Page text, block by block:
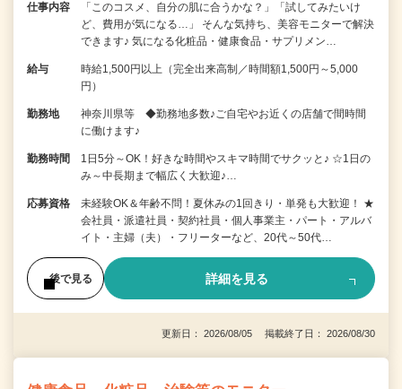
仕事内容
「このコスメ、自分の肌に合うかな？」「試してみたいけ
ど、費用が気になる…」 そんな気持ち、美容モニターで解決
できます♪ 気になる化粧品・健康食品・サプリメン…
給与
時給1,500円以上（完全出来高制／時間額1,500円～5,000
円）
勤務地
神奈川県等 ◆勤務地多数♪ご自宅やお近くの店舗で間時間
に働けます♪
勤務時間
1日5分～OK！好きな時間やスキマ時間でサクッと♪ ☆1日の
み～中長期まで幅広く大歓迎♪…
応募資格
未経験OK＆年齢不問！夏休みの1回きり・単発も大歓迎！ ★
会社員・派遣社員・契約社員・個人事業主・パート・アルバ
イト・主婦（夫）・フリーターなど、20代～50代…
後で見る 詳細を見る
更新日： 2026/08/05 掲載終了日： 2026/08/30